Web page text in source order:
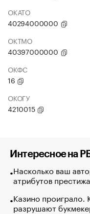
ОКАТО
40294000000
ОКТМО
40397000000
ОКФС
16
ОКОГУ
4210015
Интересное на
Насколько ваш
атрибутов
Казино проиграло.
разрушают